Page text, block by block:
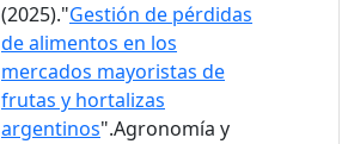
(2025)."Gestión de pérdidas
de alimentos en los
mercados mayoristas de
frutas y hortalizas
argentinos".Agronomía y